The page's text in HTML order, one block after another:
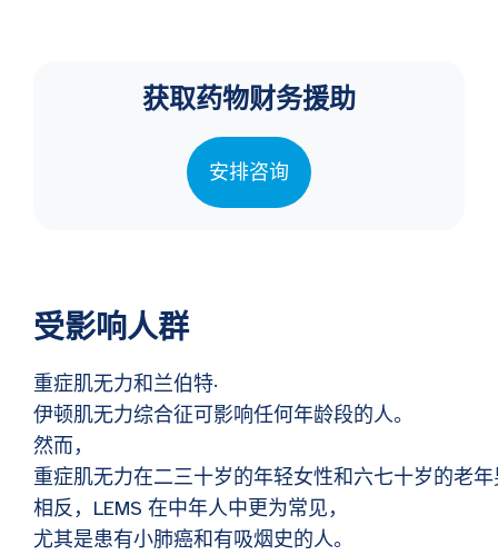
获取药物财务援助
安排咨询
受影响人群
重症肌无力和兰伯特·
伊顿肌无力综合征可影响任何年龄段的人。
然而，
重症肌无力在二三十岁的年轻女性和六七十岁的老
相反，LEMS 在中年人中更为常见，
尤其是患有小肺癌和有吸烟史的人。